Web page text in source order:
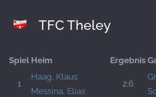
TFC Theley
Spiel Heim Ergebnis
1
Haag, Klaus
Messina, Elias
2:6